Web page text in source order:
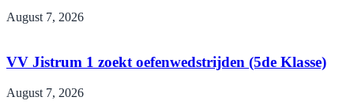
August 7, 2026
VV Jistrum 1 zoekt oefenwedstrijden (5de Klasse)
August 7, 2026